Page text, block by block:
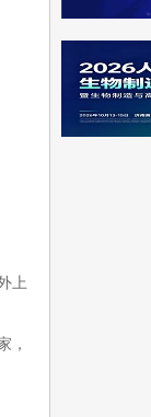
上
，